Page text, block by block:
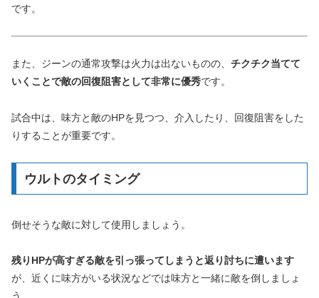
です。
また、ジーンの通常攻撃は火力は出ないものの、 チクチク当てて
いくことで敵の回復阻害として非常に優秀です。
試合中は、味方と敵のHPを見つつ、介入したり、回復阻害をした
りすることが重要です。
ウルトのタイミング
倒せそうな敵に対して使用しましょう。
残りHPが高すぎる敵を引っ張ってしまうと返り討ちに遭います
が、近くに味方がいる状況などでは味方と一緒に敵を倒しましょ
う。